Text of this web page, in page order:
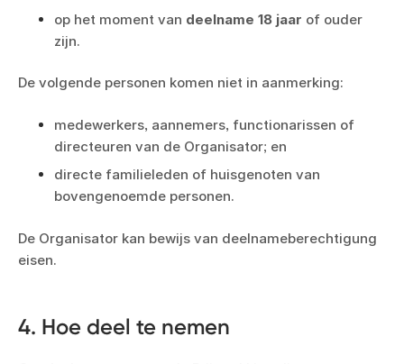
op het moment van deelname 18 jaar of ouder
zijn.
De volgende personen komen niet in aanmerking:
medewerkers, aannemers, functionarissen of
directeuren van de Organisator; en
directe familieleden of huisgenoten van
bovengenoemde personen.
De Organisator kan bewijs van deelnameberechtigung
eisen.
4. Hoe deel te nemen